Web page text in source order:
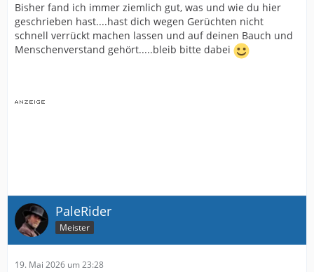
Bisher fand ich immer ziemlich gut, was und wie du hier
geschrieben hast....hast dich wegen Gerüchten nicht
schnell verrückt machen lassen und auf deinen Bauch und
Menschenverstand gehört.....bleib bitte dabei
PaleRider
Meister
19. Mai 2026 um 23:28